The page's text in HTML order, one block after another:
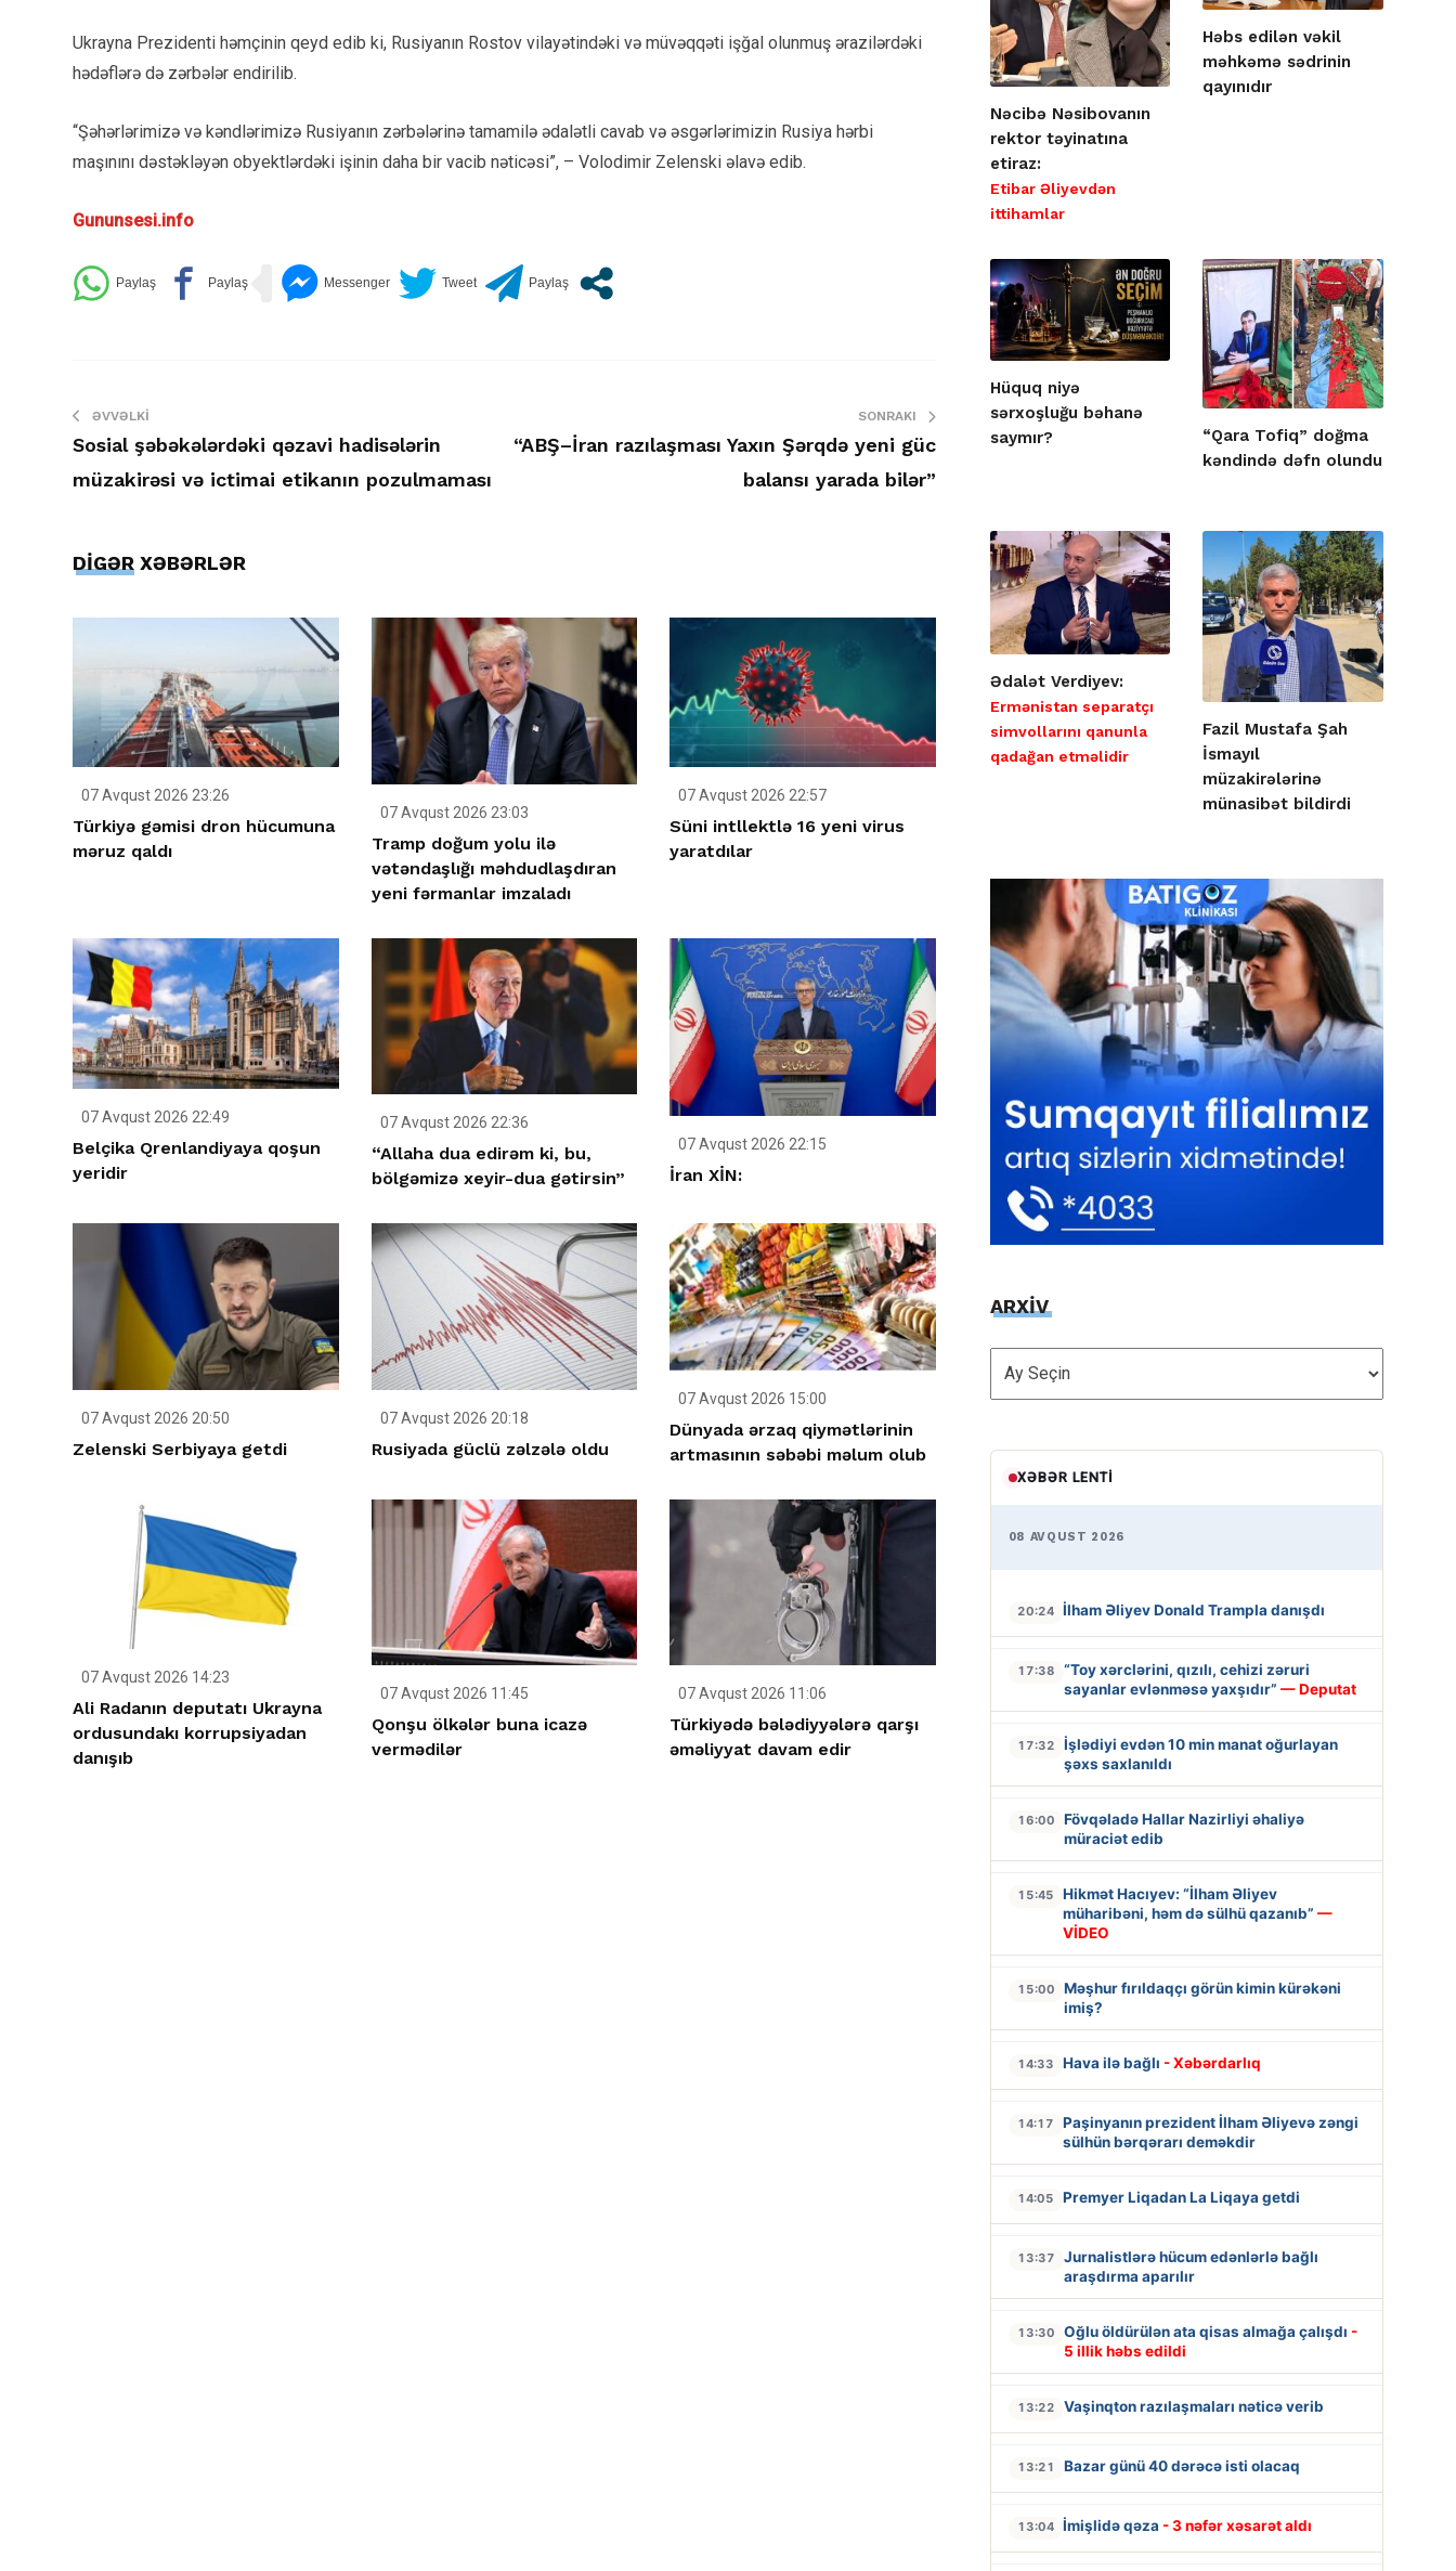
Ukrayna Prezidenti həmçinin qeyd edib ki, Rusiyanın Rostov vilayətindəki və müvəqqəti işğal olunmuş ərazilərdəki
hədəflərə də zərbələr endirilib.
“Şəhərlərimizə və kəndlərimizə Rusiyanın zərbələrinə tamamilə ədalətli cavab və əsgərlərimizin Rusiya hərbi
maşınını dəstəkləyən obyektlərdəki işinin daha bir vacib nəticəsi”, – Volodimir Zelenski əlavə edib.
Gununsesi.info
ƏVVƏLKI
Sosial şəbəkələrdəki qəzavi hadisələrin
müzakirəsi və ictimai etikanın pozulmaması
SONRAKI
“ABŞ–İran razılaşması Yaxın Şərqdə yeni güc
balansı yarada bilər”
DİGƏR XƏBƏRLƏR
07 Avqust 2026 23:26
Türkiyə gəmisi dron hücumuna
məruz qaldı
07 Avqust 2026 23:03
Tramp doğum yolu ilə
vətəndaşlığı məhdudlaşdıran
yeni fərmanlar imzaladı
07 Avqust 2026 22:57
Süni intllektlə 16 yeni virus
yaratdılar
07 Avqust 2026 22:49
Belçika Qrenlandiyaya qoşun
yeridir
07 Avqust 2026 22:36
“Allaha dua edirəm ki, bu,
bölgəmizə xeyir-dua gətirsin”
07 Avqust 2026 22:15
İran XİN:
07 Avqust 2026 20:50
Zelenski Serbiyaya getdi
07 Avqust 2026 20:18
Rusiyada güclü zəlzələ oldu
07 Avqust 2026 15:00
Dünyada ərzaq qiymətlərinin
artmasının səbəbi məlum olub
07 Avqust 2026 14:23
Ali Radanın deputatı Ukrayna
ordusundakı korrupsiyadan
danışıb
07 Avqust 2026 11:45
Qonşu ölkələr buna icazə
vermədilər
07 Avqust 2026 11:06
Türkiyədə bələdiyyələrə qarşı
əməliyyat davam edir
Nəcibə Nəsibovanın
rektor təyinatına
etiraz:
Etibar Əliyevdən
ittihamlar
Həbs edilən vəkil
məhkəmə sədrinin
qayınıdır
Hüquq niyə
sərxoşluğu bəhanə
saymır?
“Qara Tofiq” doğma
kəndində dəfn olundu
Ədalət Verdiyev:
Ermənistan separatçı
simvollarını qanunla
qadağan etməlidir
Fazil Mustafa Şah
İsmayıl
müzakirələrinə
münasibət bildirdi
ARXİV
ARXİV
XƏBƏR LENTI
08 AVQUST 2026
20:24 İlham Əliyev Donald Trampla danışdı
17:38
“Toy xərclərini, qızılı, cehizi zəruri
sayanlar evlənməsə yaxşıdır” — Deputat
17:32
İşlədiyi evdən 10 min manat oğurlayan
şəxs saxlanıldı
16:00
Fövqəladə Hallar Nazirliyi əhaliyə
müraciət edib
15:45
Hikmət Hacıyev: “İlham Əliyev
müharibəni, həm də sülhü qazanıb” —
VİDEO
15:00
Məşhur fırıldaqçı görün kimin kürəkəni
imiş?
14:33 Hava ilə bağlı - Xəbərdarlıq
14:17
Paşinyanın prezident İlham Əliyevə zəngi
sülhün bərqərarı deməkdir
14:05 Premyer Liqadan La Liqaya getdi
13:37
Jurnalistlərə hücum edənlərlə bağlı
araşdırma aparılır
13:30 Oğlu öldürülən ata qisas almağa çalışdı -
5 illik həbs edildi
13:22 Vaşinqton razılaşmaları nəticə verib
13:21 Bazar günü 40 dərəcə isti olacaq
13:04 İmişlidə qəza - 3 nəfər xəsarət aldı